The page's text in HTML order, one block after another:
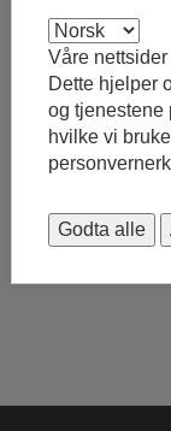
Les mer på
Publisert:
Sist endret:
Våre
Dette hjelper
og tjenestene
hvilke vi
Godta alle